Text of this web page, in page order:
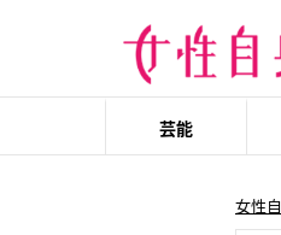
芸能
女性